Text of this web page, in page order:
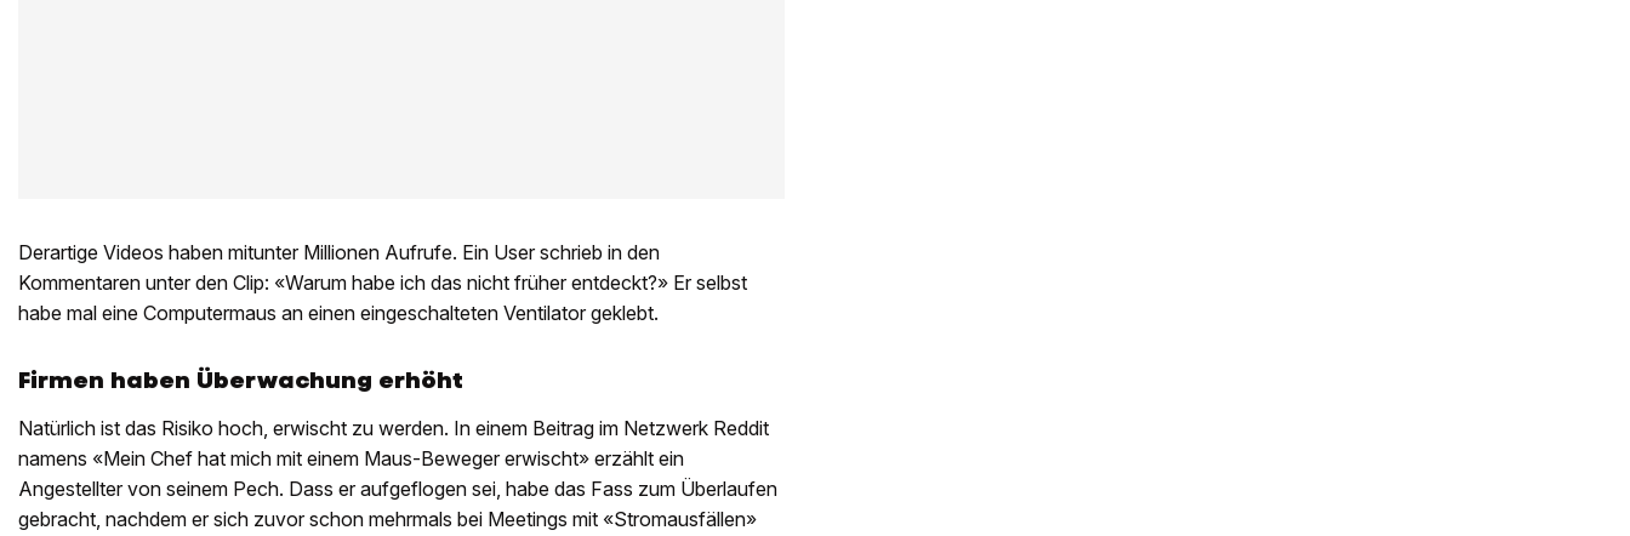
Derartige Videos haben mitunter Millionen Aufrufe. Ein User schrieb in den
Kommentaren unter den Clip: «Warum habe ich das nicht früher entdeckt?» Er selbst
habe mal eine Computermaus an einen eingeschalteten Ventilator geklebt.
Firmen haben Überwachung erhöht
Natürlich ist das Risiko hoch, erwischt zu werden. In einem Beitrag im Netzwerk Reddit
namens «Mein Chef hat mich mit einem Maus-Beweger erwischt» erzählt ein
Angestellter von seinem Pech. Dass er aufgeflogen sei, habe das Fass zum Überlaufen
gebracht, nachdem er sich zuvor schon mehrmals bei Meetings mit «Stromausfällen»